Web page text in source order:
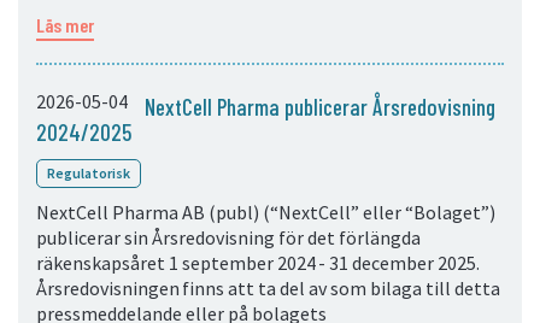
Läs mer
2026-05-04
NextCell Pharma publicerar Årsredovisning
2024/2025
Regulatorisk
NextCell Pharma AB (publ) (“NextCell” eller “Bolaget”)
publicerar sin Årsredovisning för det förlängda
räkenskapsåret 1 september 2024 - 31 december 2025.
Årsredovisningen finns att ta del av som bilaga till detta
pressmeddelande eller på bolagets